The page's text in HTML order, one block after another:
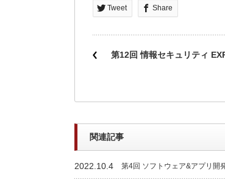
Tweet Share
第12回 情報セキュリティ
関連記事
2022.10.4 第4回 ソフトウェア&アプリ開